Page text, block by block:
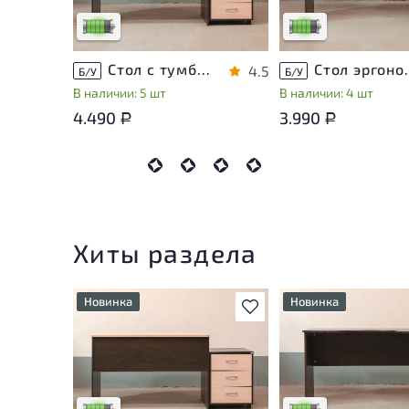
Низкая степень износа
Б/У Стол с тумбой ЛДСП Венге
В наличии: 5 шт
4.5
4.490 Р
Низкая степень
Б/У Стол
В наличии: 4 шт
3.990 Р
Хиты раздела
В избранное
Новинка
незначительные следы
эксплуатации, не влияющие
использования
Новинка
У товара
незначительные
эксплуатации, не
на удобство его
использования